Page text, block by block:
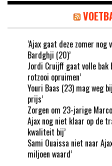
‘Ajax gaat deze zomer
Bardghji (20)’
Jordi Cruijff gaat volle bak
rotzooi opruimen’
Youri Baas (23) mag weg
prijs’
Zorgen om 23-jarige
Ajax nog niet klaar op de
kwaliteit bij’
Sami Ouaissa niet naar
miljoen waard’